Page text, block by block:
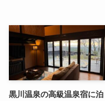
黒川温泉の高級温泉宿に泊